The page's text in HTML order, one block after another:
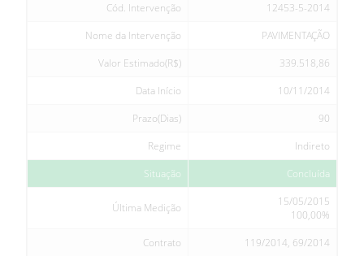
Cód. Intervenção
12453-5-2014
Nome da Intervenção
PAVIMENTAÇÃO
Valor Estimado(R$)
339.518,86
Data Início
10/11/2014
Prazo(Dias)
90
Regime
Indireto
Situação
Concluída
Última Medição
15/05/2015
100,00%
Contrato
119/2014, 69/2014